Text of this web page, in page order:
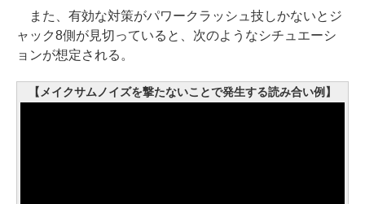
また、有効な対策がパワークラッシュ技しかないとジ
ャック8側が見切っていると、次のようなシチュエーシ
ョンが想定される。
【メイクサムノイズを撃たないことで発生する読み合い例】